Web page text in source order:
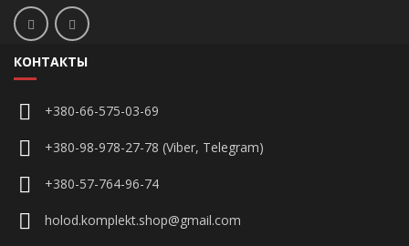
КОНТАКТЫ
+380-66-575-03-69
+380-98-978-27-78 (Viber, Telegram)
+380-57-764-96-74
holod.komplekt.shop@gmail.com